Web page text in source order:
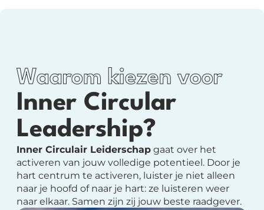
Waarom kiezen voor
Inner Circular
Leadership?
Inner Circulair Leiderschap gaat over het
activeren van jouw volledige potentieel. Door je
hart centrum te activeren, luister je niet alleen
naar je hoofd of naar je hart: ze luisteren weer
naar elkaar. Samen zijn zij jouw beste raadgever.